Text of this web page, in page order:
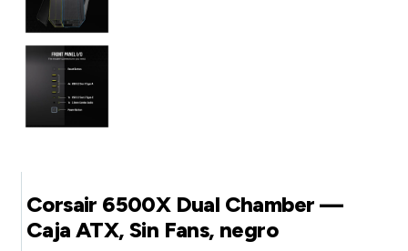
Corsair 6500X Dual Chamber —
Caja ATX, Sin Fans, negro